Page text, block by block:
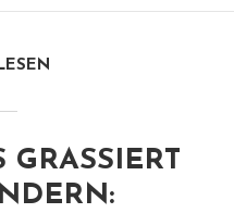
GRASSIERT